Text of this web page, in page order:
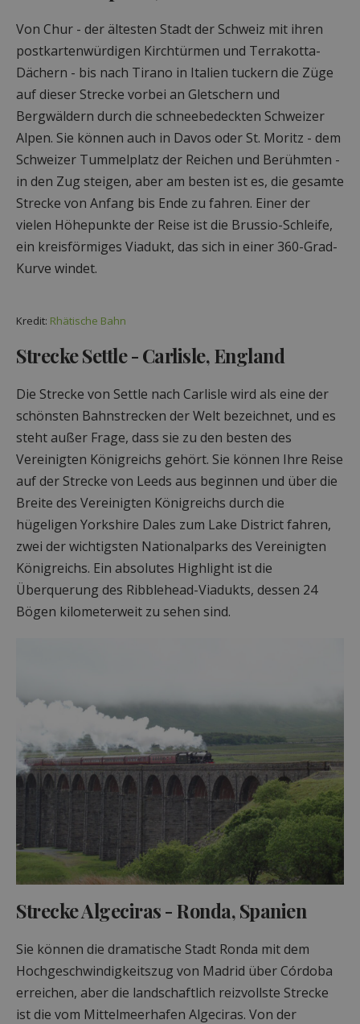
Von Chur - der ältesten Stadt der Schweiz mit ihren
postkartenwürdigen Kirchtürmen und Terrakotta-
Dächern - bis nach Tirano in Italien tuckern die Züge
auf dieser Strecke vorbei an Gletschern und
Bergwäldern durch die schneebedeckten Schweizer
Alpen. Sie können auch in Davos oder St. Moritz - dem
Schweizer Tummelplatz der Reichen und Berühmten -
in den Zug steigen, aber am besten ist es, die gesamte
Strecke von Anfang bis Ende zu fahren. Einer der
vielen Höhepunkte der Reise ist die Brussio-Schleife,
ein kreisförmiges Viadukt, das sich in einer 360-Grad-
Kurve windet.
Kredit: Rhätische Bahn
Strecke Settle - Carlisle, England
Die Strecke von Settle nach Carlisle wird als eine der
schönsten Bahnstrecken der Welt bezeichnet, und es
steht außer Frage, dass sie zu den besten des
Vereinigten Königreichs gehört. Sie können Ihre Reise
auf der Strecke von Leeds aus beginnen und über die
Breite des Vereinigten Königreichs durch die
hügeligen Yorkshire Dales zum Lake District fahren,
zwei der wichtigsten Nationalparks des Vereinigten
Königreichs. Ein absolutes Highlight ist die
Überquerung des Ribblehead-Viadukts, dessen 24
Bögen kilometerweit zu sehen sind.
Strecke Algeciras - Ronda, Spanien
Sie können die dramatische Stadt Ronda mit dem
Hochgeschwindigkeitszug von Madrid über Córdoba
erreichen, aber die landschaftlich reizvollste Strecke
ist die vom Mittelmeerhafen Algeciras. Von der